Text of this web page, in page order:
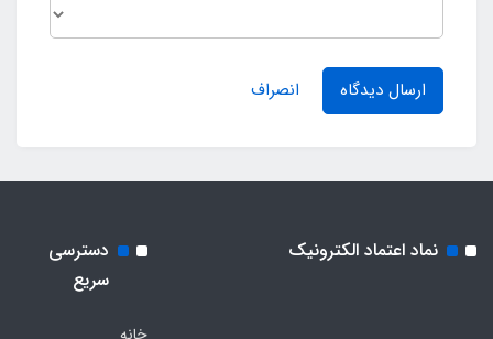
ارسال دیدگاه انصراف
نماد اعتماد الکترونیک
دسترسی
سریع